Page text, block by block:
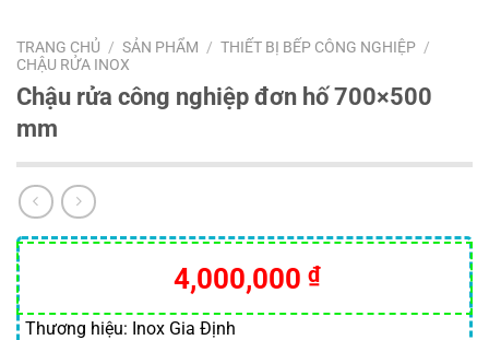
TRANG CHỦ / SẢN PHẨM / THIẾT BỊ BẾP CÔNG NGHIỆP /
CHẬU RỬA INOX
Chậu rửa công nghiệp đơn hố 700×500
mm
4,000,000 ₫
Thương hiệu: Inox Gia Định